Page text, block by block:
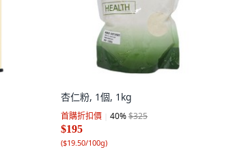
杏仁粉, 1個, 1kg
首購折扣價 40%$325
$195
($19.50/100g)